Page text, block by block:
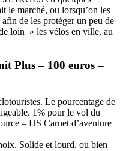
le marché, ou lorsqu’on les
de les protéger un peu de
loin » les vélos en ville, au
Plus – 100 euros –
Le pourcentage de
1% pour le vol du
– HS Carnet d’aventure
Solide et lourd, ou bien